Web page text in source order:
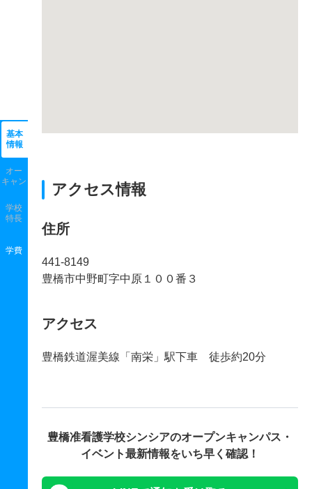
基本
情報
オー
キャン
学校
特長
学費
アクセス情報
住所
441-8149
豊橋市中野町字中原１００番３
アクセス
豊橋鉄道渥美線「南栄」駅下車 徒歩約20分
豊橋准看護学校シンシアのオープンキャンパス・
イベント最新情報をいち早く確認！